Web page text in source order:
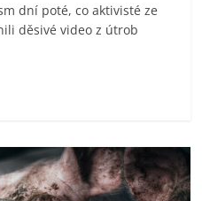
dní poté, co aktivisté ze
děsivé video z útrob